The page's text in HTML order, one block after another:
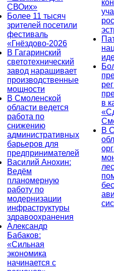
СВОих»
Более 11 тысяч
зрителей посетили
фестиваль
«Гнёздово-2026
В Гагаринский
светотехнический
завод наращивает
производственные
мощности
В Смоленской
области ведется
работа по
снижению
административных
барьеров для
предпринимателей
Василий Анохин:
Ведём
планомерную
работу по
модернизации
инфраструктуры
здравоохранения
Александр
Бабаков:
«Сильная
экономика
начинается с
в
В